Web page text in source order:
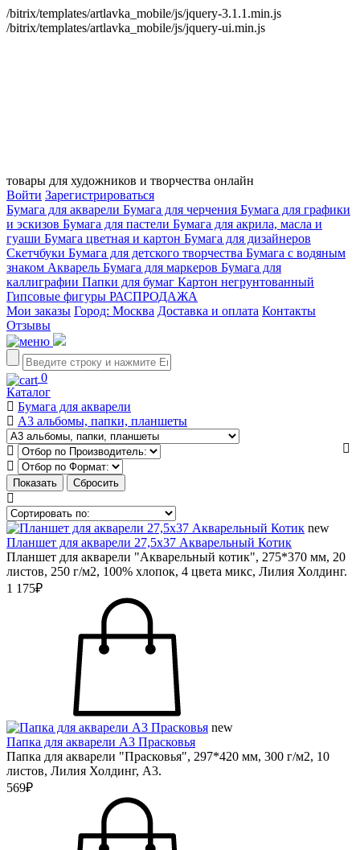
/bitrix/templates/artlavka_mobile/js/jquery-3.1.1.min.js
/bitrix/templates/artlavka_mobile/js/jquery-ui.min.js
товары для художников и творчества онлайн
Войти Зарегистрироваться
Бумага для акварели Бумага для черчения Бумага для графики
и эскизов Бумага для пастели Бумага для акрила, масла и
гуаши Бумага цветная и картон Бумага для дизайнеров
Скетчбуки Бумага для детского творчества Бумага с водяным
знаком Акварель Бумага для маркеров Бумага для
каллиграфии Папки для бумаг Картон негрунтованный
Гипсовые фигуры РАСПРОДАЖА
Мои заказы Город: Москва Доставка и оплата Контакты
Отзывы
0
Каталог
Бумага для акварели
А3 альбомы, папки, планшеты
new
Планшет для акварели 27,5х37 Акварельный Котик
Планшет для акварели "Акварельный котик", 275*370 мм, 20
листов, 250 г/м2, 100% хлопок, 4 цвета микс, Лилия Холдинг.
1 175₽
new
Папка для акварели А3 Прасковья
Папка для акварели "Прасковья", 297*420 мм, 300 г/м2, 10
листов, Лилия Холдинг, А3.
569₽